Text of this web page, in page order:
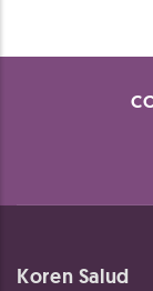
Koren Salud